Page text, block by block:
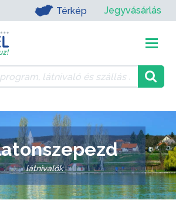
Térkép Jegyvásárlás
látnivalók